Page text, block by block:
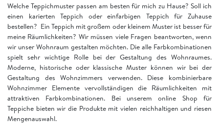
Welche Teppichmuster passen am besten für mich zu Hause? Soll ich
einen karierten Teppich oder einfarbigen Teppich für Zuhause
bestellen? Ein Teppich mit großem oder kleinem Muster ist besser für
meine Räumlichkeiten? Wir müssen viele Fragen beantworten, wenn
wir unser Wohnraum gestalten möchten. Die alle Farbkombinationen
spielt sehr wichtige Rolle bei der Gestaltung des Wohnraumes.
Moderne, historische oder klassische Muster können wir bei der
Gestaltung des Wohnzimmers verwenden. Diese kombinierbare
Wohnzimmer Elemente vervollständigen die Räumlichkeiten mit
attraktiven Farbkombinationen. Bei unserem online Shop für
Teppiche bieten wir die Produkte mit vielen reichhaltigen und riesen
Mengenauswahl.